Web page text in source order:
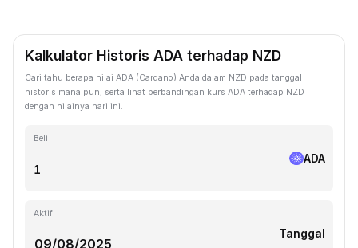
Kalkulator Historis ADA terhadap NZD
Cari tahu berapa nilai ADA (Cardano) Anda dalam NZD pada tanggal
historis mana pun, serta lihat perbandingan kurs ADA terhadap NZD
dengan nilainya hari ini.
Beli
ADA
Aktif
Tanggal